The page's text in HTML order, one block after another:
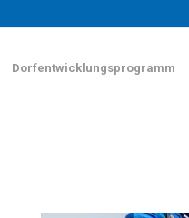
Dorfentwicklungsprogramm